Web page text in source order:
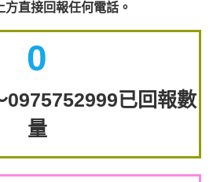
方直接回報任何電話。
0
0975752999已回報數
量